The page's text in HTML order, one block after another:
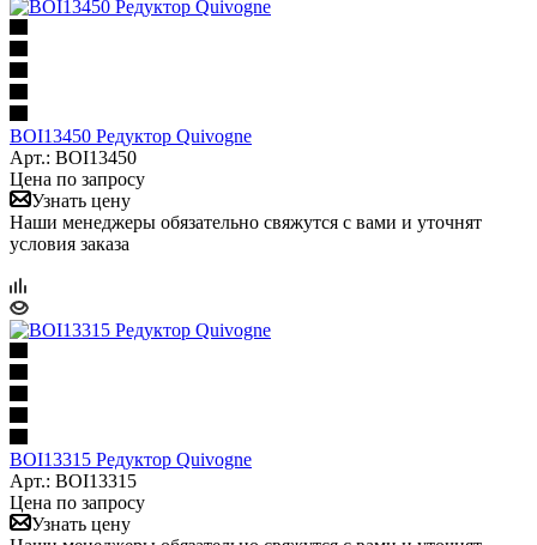
BOI13450 Редуктор Quivogne
Арт.: BOI13450
Цена по запросу
Узнать цену
Наши менеджеры обязательно свяжутся с вами и уточнят
условия заказа
BOI13315 Редуктор Quivogne
Арт.: BOI13315
Цена по запросу
Узнать цену